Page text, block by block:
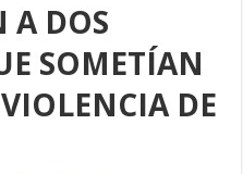
A DOS
SOMETÍAN
DE